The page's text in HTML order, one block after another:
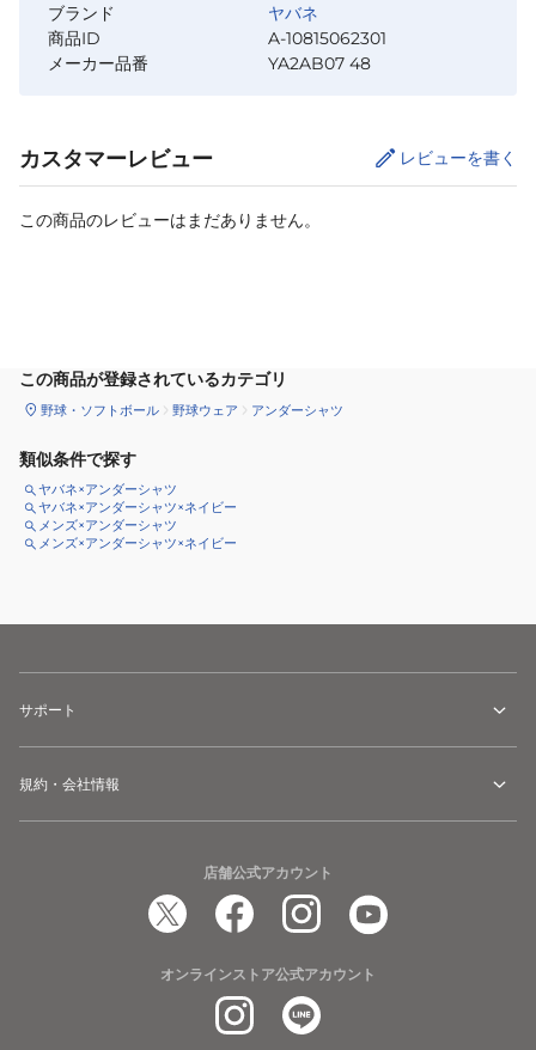
ブランド
ヤバネ
商品ID
A-10815062301
メーカー品番
YA2AB07 48
カスタマーレビュー レビューを書く
この商品のレビューはまだありません。
この商品が登録されているカテゴリ
野球・ソフトボール 野球ウェア アンダーシャツ
類似条件で探す
ヤバネ×アンダーシャツ
ヤバネ×アンダーシャツ×ネイビー
メンズ×アンダーシャツ
メンズ×アンダーシャツ×ネイビー
サポート
規約・会社情報
店舗公式アカウント
オンラインストア公式アカウント